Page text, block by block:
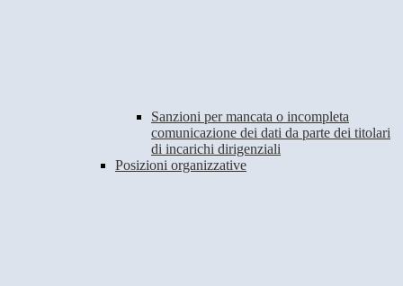
Sanzioni per mancata o incompleta
comunicazione dei dati da parte dei titolari
di incarichi dirigenziali
Posizioni organizzative